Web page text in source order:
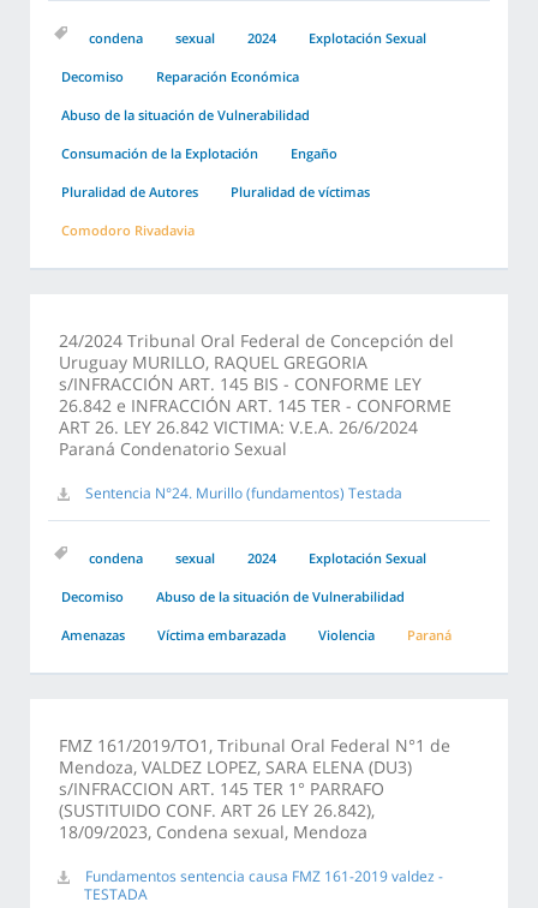
condena sexual 2024 Explotación Sexual
Decomiso Reparación Económica
Abuso de la situación de Vulnerabilidad
Consumación de la Explotación Engaño
Pluralidad de Autores Pluralidad de víctimas
Comodoro Rivadavia
24/2024 Tribunal Oral Federal de Concepción del
Uruguay MURILLO, RAQUEL GREGORIA
s/INFRACCIÓN ART. 145 BIS - CONFORME LEY
26.842 e INFRACCIÓN ART. 145 TER - CONFORME
ART 26. LEY 26.842 VICTIMA: V.E.A. 26/6/2024
Paraná Condenatorio Sexual
Sentencia N°24. Murillo (fundamentos) Testada
condena sexual 2024 Explotación Sexual
Decomiso Abuso de la situación de Vulnerabilidad
Amenazas Víctima embarazada Violencia Paraná
FMZ 161/2019/TO1, Tribunal Oral Federal N°1 de
Mendoza, VALDEZ LOPEZ, SARA ELENA (DU3)
s/INFRACCION ART. 145 TER 1° PARRAFO
(SUSTITUIDO CONF. ART 26 LEY 26.842),
18/09/2023, Condena sexual, Mendoza
Fundamentos sentencia causa FMZ 161-2019 valdez -
TESTADA